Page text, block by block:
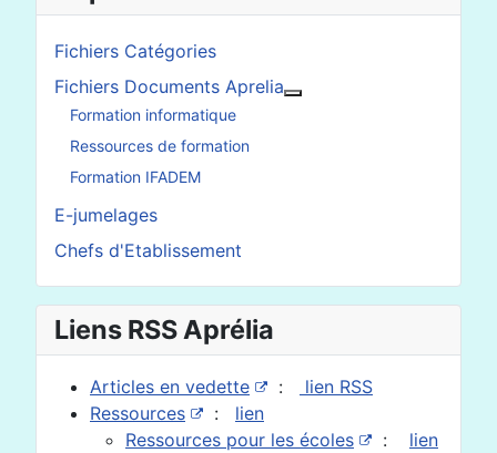
Fichiers Catégories
Fichiers Documents Aprelia
Formation informatique
Ressources de formation
Formation IFADEM
E-jumelages
Chefs d'Etablissement
Liens RSS Aprélia
Articles en vedette :
lien RSS
Ressources
: lien
Ressources pour les écoles
: lien